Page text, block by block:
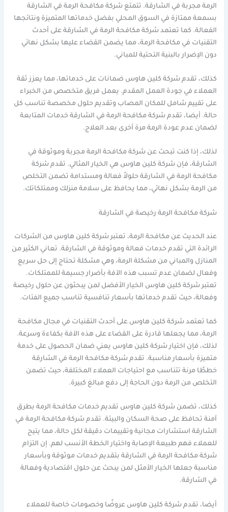
الرمة مجربة في الشارقة. تتمتع شركة مكافحة الرمة في الشارقة
بسمعة ممتازة في السوق المحلي بفضل خدماتها المتميزة ونتائجها
الفعالة. كما تعتمد شركة مكافحة الرمة في الشارقة على أحدث
التقنيات في مكافحة الرمة، مما يضمن القضاء عليها بشكل نهائي
دون الإضرار بالبنية التحتية للمباني.
كذلك، تقدم شركة كلين هاوس ضمانات على خدماتها، مما يعزز ثقة
العملاء في جودة العمل المقدم. يعمل فريق متخصص من الخبراء
على تقييم شامل للمكان المصاب وتقديم حلول مخصصة تناسب كل
حالة. أيضا، تقدم شركة مكافحة الرمة في الشارقة خدمات المتابعة
لضمان عدم عودة الرمة مرة أخرى بعد العلاج.
لذلك، إذا كنت تبحث عن شركة مكافحة الرمة مجربة وموثوقة في
الشارقة، فإن شركة كلين هاوس هي الخيار المثالي. تقدم شركة
مكافحة الرمة في الشارقة حلولاً فعالة ومستدامة تضمن التخلص
من الرمة بشكل نهائي، مما يحافظ على سلامة منزلك وممتلكاتك.
شركة مكافحة الرمة رخيصة في الشارقة
عند الحديث عن مكافحة الرمة، تعتبر شركة كلين هاوس من الشركات
الرائدة التي تقدم خدمات فعالة وموثوقة في الشارقة. تعاني الكثير من
المنازل والمباني من مشكلة الرمة، وهي مشكلة تحتاج إلى حل سريع
وفعال لضمان عدم تسبب هذه الآفة بأضرار جسيمة للممتلكات.
تعتبر شركة كلين هاوس الخيار الأفضل لمن يبحثون عن حلول رخيصة
وفعالة، حيث تقدم خدماتها بأسعار تنافسية تناسب جميع الفئات.
كما تعتمد شركة كلين هاوس على أحدث التقنيات في مجال مكافحة
الرمة، مما يجعلها قادرة على القضاء على هذه الآفة بكفاءة وسرعة.
لذلك، فإن اختيار شركة كلين هاوس يعني ضمان الحصول على خدمة
متميزة بأسعار مناسبة. تقدم شركة مكافحة الرمة في الشارقة
خططًا مرنة تتناسب مع احتياجات العملاء المختلفة، حيث تضمن
التخلص من الرمة دون الحاجة إلى دفع مبالغ كبيرة.
كذلك، تضمن شركة كلين هاوس تقديم خدمات مكافحة الرمة بطرق
آمنة تحافظ على صحة السكان والبيئة. تقدم شركة مكافحة الرمة في
الشارقة استشارات مجانية وتقييمات دقيقة لكل حالة، مما يتيح
للعملاء فهم طبيعة الإصابة واختيار الخطة الأنسب لهم. إن التزام
شركة مكافحة الرمة في الشارقة بتقديم خدمات موثوقة وبأسعار
مناسبة جعلها الخيار الأمثل لمن يبحث عن حلول اقتصادية وفعالة
في الشارقة.
أيضا، تقدم شركة كلين هاوس عروضًا وخصومات خاصة للعملاء